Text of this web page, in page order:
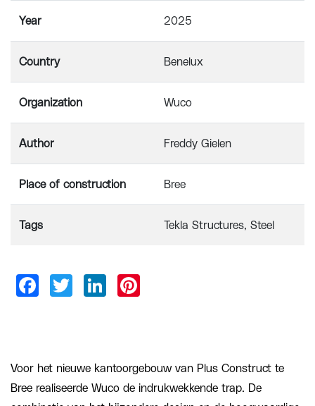
Year 2025
Country Benelux
Organization Wuco
Author Freddy Gielen
Place of construction Bree
Tags Tekla Structures Steel
Voor het nieuwe kantoorgebouw van Plus Construct te
Bree realiseerde Wuco de indrukwekkende trap. De